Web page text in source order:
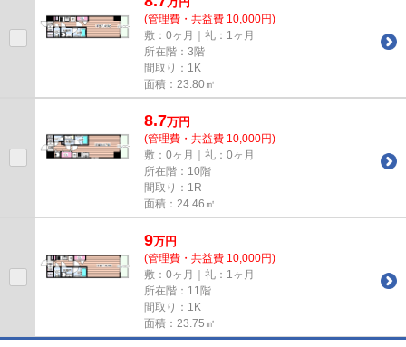
(管理費・共益費 10,000円)
敷：0ヶ月｜礼：1ヶ月
所在階：3階
間取り：1K
面積：23.80㎡
8.7万円
(管理費・共益費 10,000円)
敷：0ヶ月｜礼：0ヶ月
所在階：10階
間取り：1R
面積：24.46㎡
9万円
(管理費・共益費 10,000円)
敷：0ヶ月｜礼：1ヶ月
所在階：11階
間取り：1K
面積：23.75㎡